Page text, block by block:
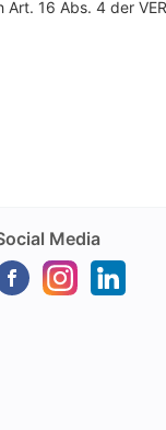
16 Abs. 4 der
Media